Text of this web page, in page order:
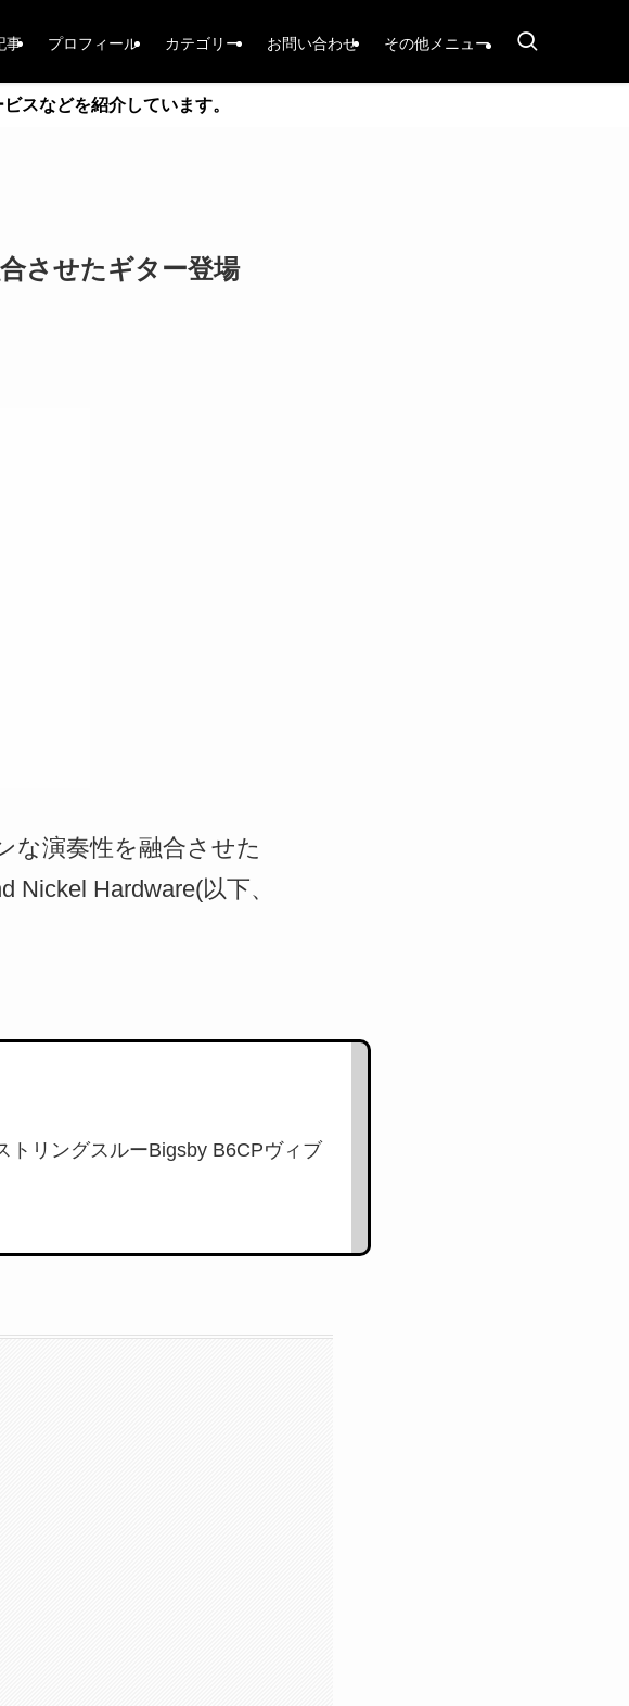
事 プロフィール カテゴリー お問い合わせ その他メニュー
スなどを紹介しています。
させたギター登場
な演奏性を融合させた
Nickel Hardware(以下、
トリングスルーBigsby B6CPヴィブ